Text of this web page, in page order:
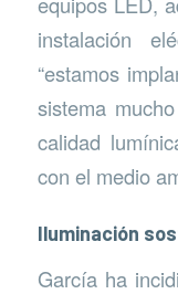
instalación
“estamos
sistema
calidad
con el medio
Iluminación
García ha